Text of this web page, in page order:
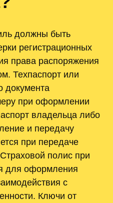
должны быть
регистрационных
права распоряжения
Техпаспорт или
документа
при оформлении
владельца либо
и передачу
при передаче
полис при
для оформления
с
Ключи от